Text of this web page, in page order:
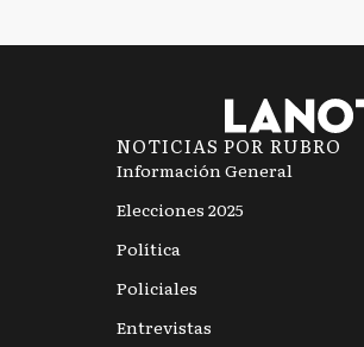
NOTICIAS POR RUBRO
Información General
Elecciones 2025
Política
Policiales
Entrevistas